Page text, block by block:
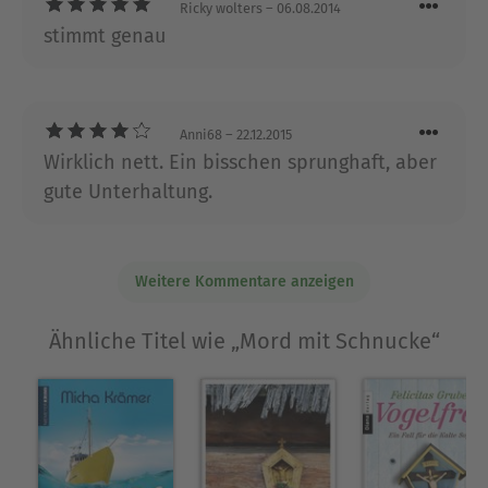
Ricky wolters – 06.08.2014
stimmt genau
Anni68 – 22.12.2015
Wirklich nett. Ein bisschen sprunghaft, aber
gute Unterhaltung.
Weitere Kommentare anzeigen
Ähnliche Titel wie „Mord mit Schnucke“